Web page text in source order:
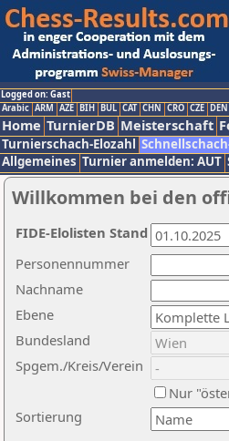
Logged on: Gast
Arabic ARM AZE BIH BUL CAT CHN CRO CZE DEN
Home TurnierDB Meisterschaft
Turnierschach-Elozahl
Allgemeines Turnier anmelden: AUT
Willkommen bei den
Nachname
Ebene
Sortierung
Personennummer
Bundesland
Spgem./Kreis/Verein
Nur
FIDE-Elolisten Stand